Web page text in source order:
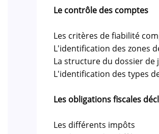
Le contrôle des comptes
Les critères de fiabilité
L'identification des zones
La structure du dossier
L'identification des types
Les obligations fiscales
Les différents impôts